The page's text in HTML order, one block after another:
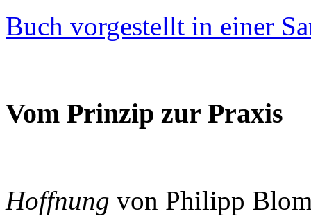
Buch vorgestellt in einer
Vom Prinzip zur Praxis
Hoffnung von Philipp